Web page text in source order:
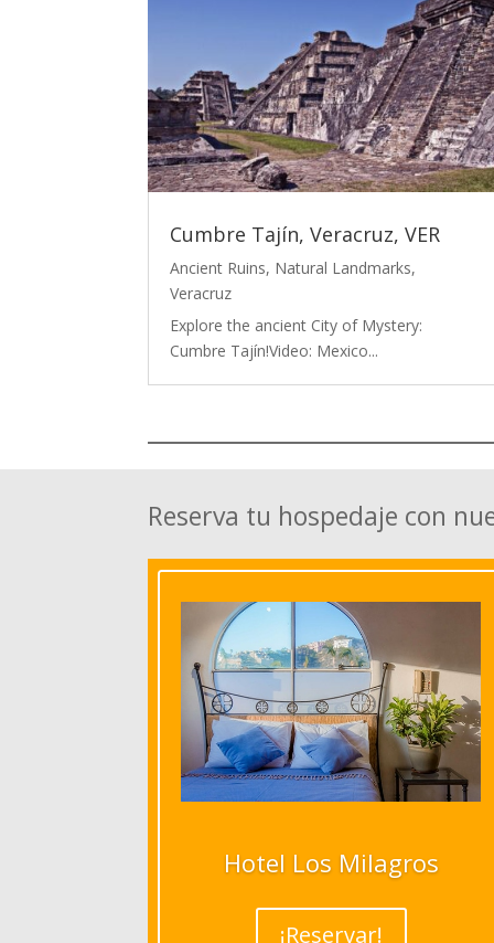
Cumbre Tajín, Veracruz, VER
Ancient Ruins, Natural Landmarks,
Veracruz
Explore the ancient City of Mystery:
Cumbre Tajín!Video: Mexico...
Reserva tu hospedaje con
Hotel Los Milagros
¡Reservar!